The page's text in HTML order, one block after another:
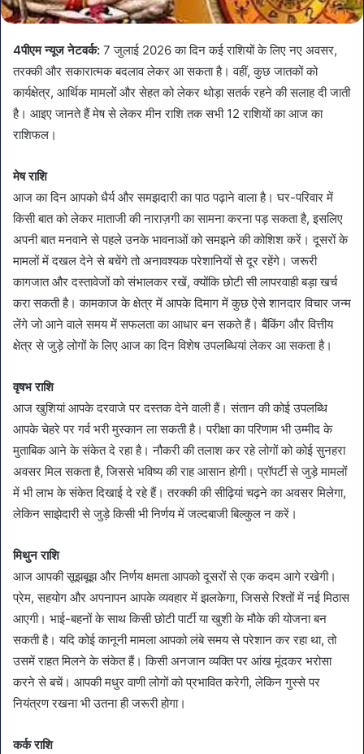
4पीएम न्यूज नेटवर्क: 7 जुलाई 2026 का दिन कई राशियों के लिए नए अवसर,
तरक्की और सकारात्मक बदलाव लेकर आ सकता है। वहीं, कुछ जातकों को
कार्यक्षेत्र, आर्थिक मामलों और सेहत को लेकर थोड़ा सतर्क रहने की सलाह दी जाती
है। आइए जानते हैं मेष से लेकर मीन राशि तक सभी 12 राशियों का आज का
राशिफल।
मेष राशि
आज का दिन आपको धैर्य और समझदारी का पाठ पढ़ाने वाला है। घर-परिवार में
किसी बात को लेकर माताजी की नाराज़गी का सामना करना पड़ सकता है, इसलिए
अपनी बात मनवाने से पहले उनके भावनाओं को समझने की कोशिश करें। दूसरों के
मामलों में दखल देने से बचेंगे तो अनावश्यक परेशानियों से दूर रहेंगे। जरूरी
कागजात और दस्तावेजों को संभालकर रखें, क्योंकि छोटी सी लापरवाही बड़ा खर्च
करा सकती है। कामकाज के क्षेत्र में आपके दिमाग में कुछ ऐसे शानदार विचार जन्म
लेंगे जो आने वाले समय में सफलता का आधार बन सकते हैं। बैंकिंग और वित्तीय
क्षेत्र से जुड़े लोगों के लिए आज का दिन विशेष उपलब्धियां लेकर आ सकता है।
वृषभ राशि
आज खुशियां आपके दरवाजे पर दस्तक देने वाली हैं। संतान की कोई उपलब्धि
आपके चेहरे पर गर्व भरी मुस्कान ला सकती है। परीक्षा का परिणाम भी उम्मीद के
मुताबिक आने के संकेत दे रहा है। नौकरी की तलाश कर रहे लोगों को कोई सुनहरा
अवसर मिल सकता है, जिससे भविष्य की राह आसान होगी। प्रॉपर्टी से जुड़े मामलों
में भी लाभ के संकेत दिखाई दे रहे हैं। तरक्की की सीढ़ियां चढ़ने का अवसर मिलेगा,
लेकिन साझेदारी से जुड़े किसी भी निर्णय में जल्दबाजी बिल्कुल न करें।
मिथुन राशि
आज आपकी सूझबूझ और निर्णय क्षमता आपको दूसरों से एक कदम आगे रखेगी।
प्रेम, सहयोग और अपनापन आपके व्यवहार में झलकेगा, जिससे रिश्तों में नई मिठास
आएगी। भाई-बहनों के साथ किसी छोटी पार्टी या खुशी के मौके की योजना बन
सकती है। यदि कोई कानूनी मामला आपको लंबे समय से परेशान कर रहा था, तो
उसमें राहत मिलने के संकेत हैं। किसी अनजान व्यक्ति पर आंख मूंदकर भरोसा
करने से बचें। आपकी मधुर वाणी लोगों को प्रभावित करेगी, लेकिन गुस्से पर
नियंत्रण रखना भी उतना ही जरूरी होगा।
कर्क राशि